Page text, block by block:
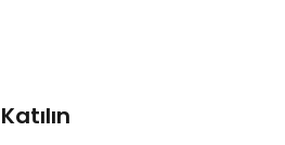
hatalar bulunuyor.